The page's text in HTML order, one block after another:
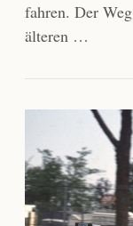
fahren. Der
älteren …